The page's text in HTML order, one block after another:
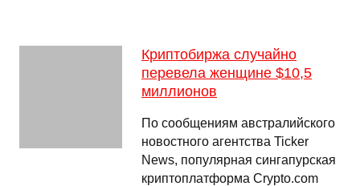
Криптобиржа случайно
перевела женщине $10,5
миллионов
По сообщениям австралийского
новостного агентства Ticker
News, популярная сингапурская
криптоплатформа Crypto.com